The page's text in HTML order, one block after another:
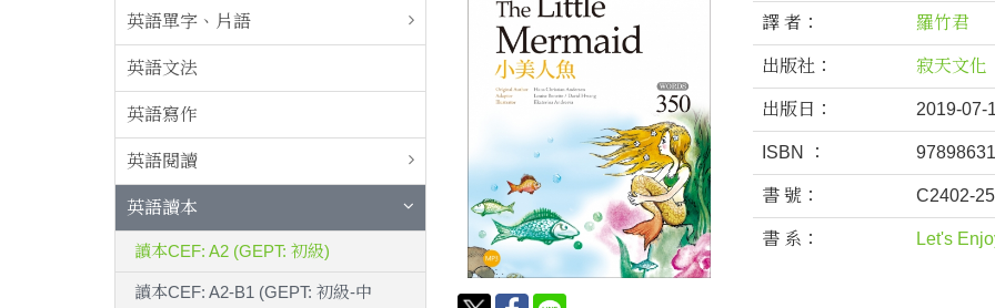
英語單字、片語
英語文法
英語寫作
英語閱讀
英語讀本
讀本CEF: A2 (GEPT: 初級)
讀本CEF: A2-B1 (GEPT: 初級-中
譯 者： 羅竹君
出版社： 寂天文化
出版日： 2019-07-
ISBN ：
書 號： C2402-
書 系： Let's